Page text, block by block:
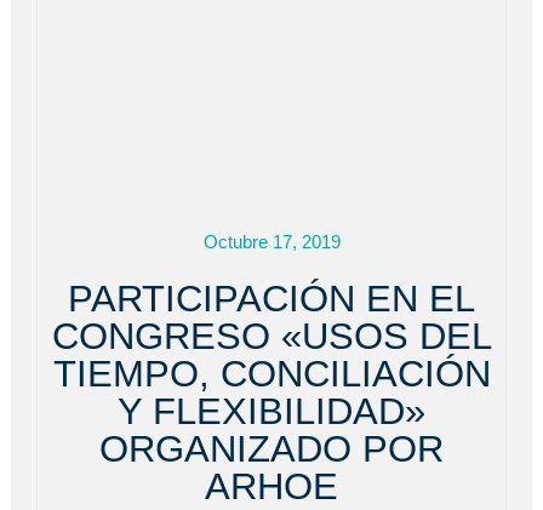
Octubre 17, 2019
PARTICIPACIÓN EN EL
CONGRESO «USOS DEL
TIEMPO, CONCILIACIÓN
Y FLEXIBILIDAD»
ORGANIZADO POR
ARHOE